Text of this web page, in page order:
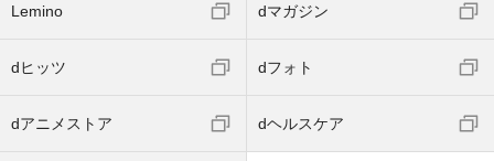
Lemino dマガジン
dヒッツ dフォト
dアニメストア dヘルスケア